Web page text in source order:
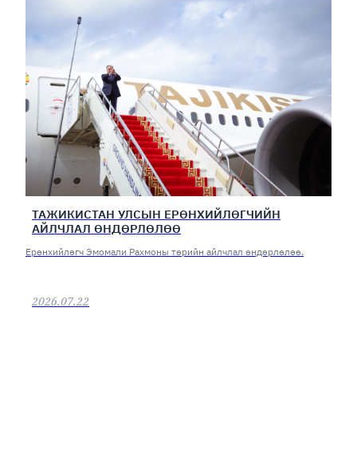
ТАЖИКИСТАН УЛСЫН ЕРӨНХИЙЛӨГЧИЙН
АЙЛЧЛАЛ ӨНДӨРЛӨЛӨӨ
Ерөнхийлөгч Эмомали Рахмоны төрийн айлчлал өндөрлөлөө.
2026.07.22